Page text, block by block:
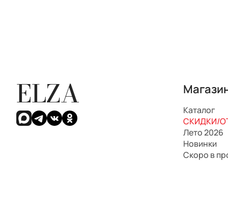
ELZA
Каталог
СКИДКИ/
Лето 2026
Новинки
Скоро в